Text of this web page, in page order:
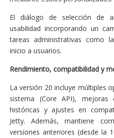
El diálogo de selección de
usabilidad incorporando un
tareas administrativas como
inicio a usuarios.
Rendimiento, compatibilidad y
La versión 20 incluye múltiples
sistema (Core API),
históricas y ajustes en
Jetty. Además, mantiene
versiones anteriores (desde la